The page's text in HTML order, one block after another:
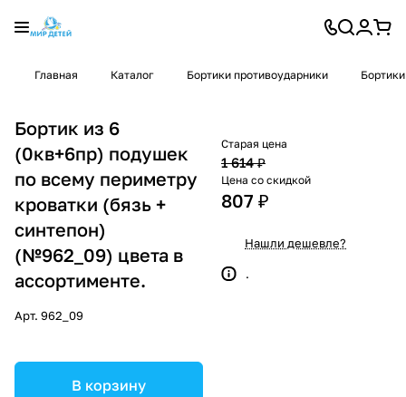
Главная Каталог Бортики противоударники
Бортик из 6
(0кв+6пр) подушек
по всему периметру
кроватки (бязь +
синтепон)
(№962_09) цвета в
ассортименте.
Арт. 962_09
В корзину
Старая цена
1 614 ₽
Цена со скидкой
807 ₽
Нашли дешевле?
.